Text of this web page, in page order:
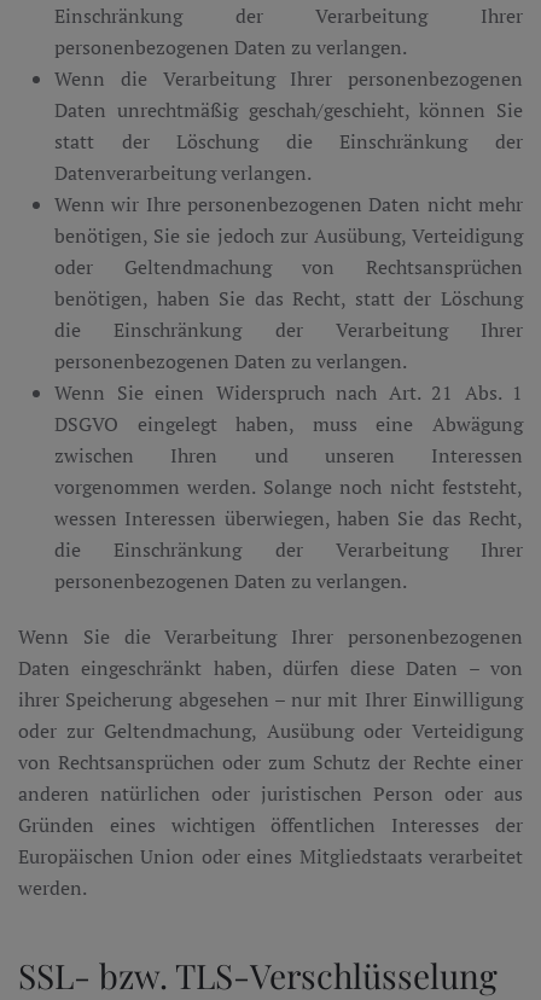
Einschränkung der Verarbeitung Ihrer
personenbezogenen Daten zu verlangen.
Wenn die Verarbeitung Ihrer personenbezogenen
Daten unrechtmäßig geschah/geschieht, können Sie
statt der Löschung die Einschränkung der
Datenverarbeitung verlangen.
Wenn wir Ihre personenbezogenen Daten nicht mehr
benötigen, Sie sie jedoch zur Ausübung, Verteidigung
oder Geltendmachung von Rechtsansprüchen
benötigen, haben Sie das Recht, statt der Löschung
die Einschränkung der Verarbeitung Ihrer
personenbezogenen Daten zu verlangen.
Wenn Sie einen Widerspruch nach Art. 21 Abs. 1
DSGVO eingelegt haben, muss eine Abwägung
zwischen Ihren und unseren Interessen
vorgenommen werden. Solange noch nicht feststeht,
wessen Interessen überwiegen, haben Sie das Recht,
die Einschränkung der Verarbeitung Ihrer
personenbezogenen Daten zu verlangen.
Wenn Sie die Verarbeitung Ihrer personenbezogenen
Daten eingeschränkt haben, dürfen diese Daten – von
ihrer Speicherung abgesehen – nur mit Ihrer Einwilligung
oder zur Geltendmachung, Ausübung oder Verteidigung
von Rechtsansprüchen oder zum Schutz der Rechte einer
anderen natürlichen oder juristischen Person oder aus
Gründen eines wichtigen öffentlichen Interesses der
Europäischen Union oder eines Mitgliedstaats verarbeitet
werden.
SSL- bzw. TLS-Verschlüsselung